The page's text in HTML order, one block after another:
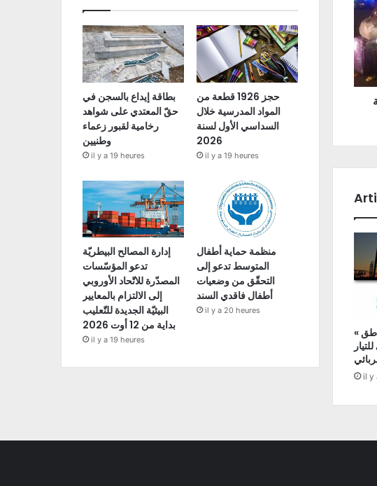
« الستاغ » تعلن عن قائمة المناطق
il y
بطاقة إيداع بالسجن في
حقّ المعتدي على شواهد
رخامية لقبور زعماء
وطنيين
il y a 19 heures
حجز 1926 قطعة من
المواد المدرسية خلال
السداسي الأول لسنة
2026
il y a 19 heures
إدارة المصالح البيطريّة
تدعو المؤسّسات
المصدّرة للاتّحاد الأوروبي
إلى الالتزام بالمعايير
البيئيّة الجديدة للتّعليب
بداية من 12 أوت 2026
il y a 19 heures
منظمة حماية أطفال
المتوسط تدعو إلى
التحقّق من وضعيات
أطفال فاقدي السند
il y a 20 heures